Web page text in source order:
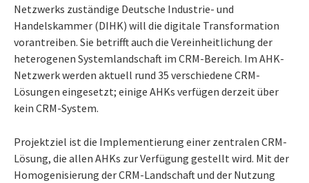
Netzwerks zuständige Deutsche Industrie- und
Handelskammer (DIHK) will die digitale Transformation
vorantreiben. Sie betrifft auch die Vereinheitlichung der
heterogenen Systemlandschaft im CRM-Bereich. Im AHK-
Netzwerk werden aktuell rund 35 verschiedene CRM-
Lösungen eingesetzt; einige AHKs verfügen derzeit über
kein CRM-System.
Projektziel ist die Implementierung einer zentralen CRM-
Lösung, die allen AHKs zur Verfügung gestellt wird. Mit der
Homogenisierung der CRM-Landschaft und der Nutzung